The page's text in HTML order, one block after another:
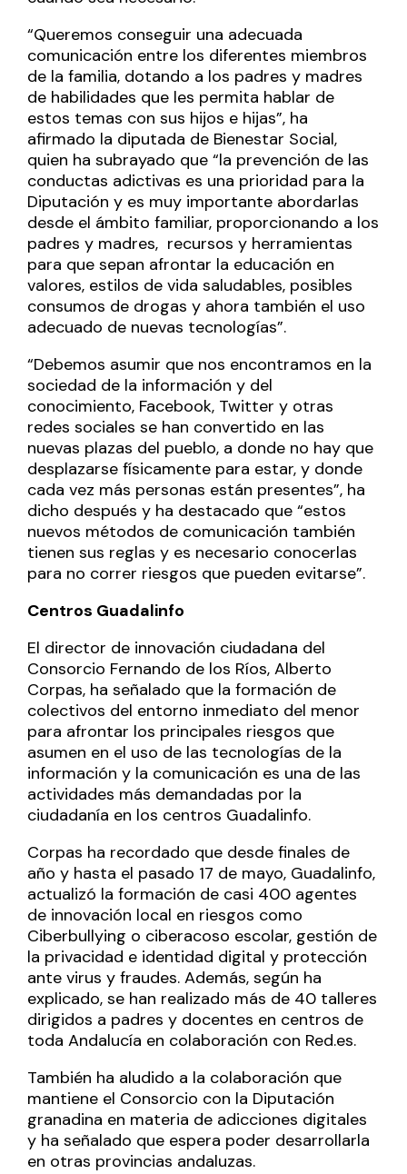
“Queremos conseguir una adecuada
comunicación entre los diferentes miembros
de la familia, dotando a los padres y madres
de habilidades que les permita hablar de
estos temas con sus hijos e hijas”, ha
afirmado la diputada de Bienestar Social,
quien ha subrayado que “la prevención de las
conductas adictivas es una prioridad para la
Diputación y es muy importante abordarlas
desde el ámbito familiar, proporcionando a los
padres y madres, recursos y herramientas
para que sepan afrontar la educación en
valores, estilos de vida saludables, posibles
consumos de drogas y ahora también el uso
adecuado de nuevas tecnologías”.
“Debemos asumir que nos encontramos en la
sociedad de la información y del
conocimiento, Facebook, Twitter y otras
redes sociales se han convertido en las
nuevas plazas del pueblo, a donde no hay que
desplazarse físicamente para estar, y donde
cada vez más personas están presentes”, ha
dicho después y ha destacado que “estos
nuevos métodos de comunicación también
tienen sus reglas y es necesario conocerlas
para no correr riesgos que pueden evitarse”.
Centros Guadalinfo
El director de innovación ciudadana del
Consorcio Fernando de los Ríos, Alberto
Corpas, ha señalado que la formación de
colectivos del entorno inmediato del menor
para afrontar los principales riesgos que
asumen en el uso de las tecnologías de la
información y la comunicación es una de las
actividades más demandadas por la
ciudadanía en los centros Guadalinfo.
Corpas ha recordado que desde finales de
año y hasta el pasado 17 de mayo, Guadalinfo,
actualizó la formación de casi 400 agentes
de innovación local en riesgos como
Ciberbullying o ciberacoso escolar, gestión de
la privacidad e identidad digital y protección
ante virus y fraudes. Además, según ha
explicado, se han realizado más de 40 talleres
dirigidos a padres y docentes en centros de
toda Andalucía en colaboración con Red.es.
También ha aludido a la colaboración que
mantiene el Consorcio con la Diputación
granadina en materia de adicciones digitales
y ha señalado que espera poder desarrollarla
en otras provincias andaluzas.